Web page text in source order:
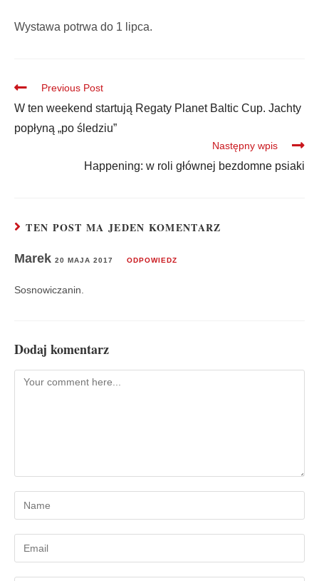
Wystawa potrwa do 1 lipca.
Previous Post
W ten weekend startują Regaty Planet Baltic Cup. Jachty
popłyną „po śledziu”
Następny wpis
Happening: w roli głównej bezdomne psiaki
TEN POST MA JEDEN KOMENTARZ
Marek 20 MAJA 2017 ODPOWIEDZ
Sosnowiczanin.
Dodaj komentarz